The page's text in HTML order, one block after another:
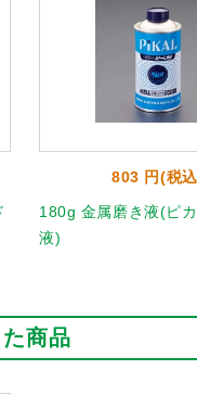
803 円(税
180g 金属磨き液(ピ
液)
商品